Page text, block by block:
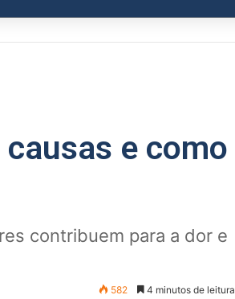
e como
contribuem para a dor e
582 4 minutos de leitura